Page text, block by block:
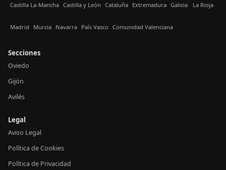
Castilla La-Mancha Castilla y León Cataluña Extremadura Galicia La Rioja
Madrid Murcia Navarra País Vasco Comunidad Valenciana
Secciones
Oviedo
Gijón
Avilés
Legal
Aviso Legal
Política de Cookies
Política de Privacidad